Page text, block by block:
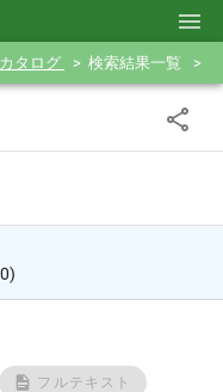
タログ 検索結果一覧
フルテキスト